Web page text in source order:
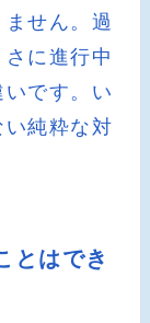
せん。過
に進行中
です。い
純粋な対
とはでき